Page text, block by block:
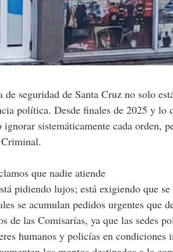
política. Desde finales de 2025 y lo
ignorar sistemáticamente cada orden,
que nadie atiende
pidiendo lujos; está exigiendo que
se acumulan pedidos urgentes que
de las Comisarías, ya que las sedes
humanos y policías en